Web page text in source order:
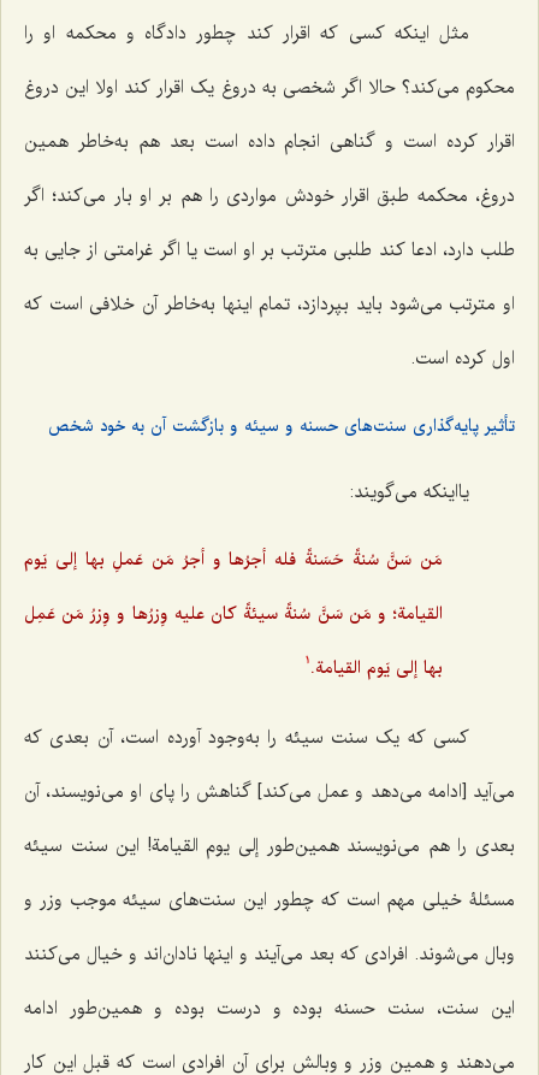
مثل اینکه کسى که اقرار کند چطور دادگاه و محکمه او را
محکوم می‌کند؟ حالا اگر شخصى به دروغ یک اقرار کند اولا این دروغ
اقرار کرده است و گناهى انجام داده است بعد هم به‌خاطر همین
دروغ، محکمه طبق اقرار خودش مواردى را هم بر او بار مى‌کند؛ اگر
طلب دارد، ادعا کند طلبى مترتب بر او است یا اگر غرامتى از جایى به
او مترتب مى‌شود باید بپردازد، تمام اینها به‌خاطر آن خلافى است که
اول کرده است.
تأثیر پایه‌گذاری سنت‌های حسنه و سیئه و بازگشت آن به خود شخص
یااینکه مى‌گویند:
مَن سَنَّ سُنةً حَسَنةً فله أجرُها و أجرُ مَن عَملِ بها إلی یَوم
القیامة؛ و مَن سَنَّ سُنةً سیئةً کان علیه وِزرُها و وِزرُ مَن عَمِل
بها إلی یَوم القیامة. 1
کسی که یک سنت سیئه را به‌وجود آورده است، آن بعدى که
مى‌آید [ادامه می‌دهد و عمل می‌کند] گناهش را پاى او مى‌نویسند، آن
بعدى را هم مى‌نویسند همین‌طور إلى یوم القیامة! این سنت سیئه
مسئلۀ خیلى مهم است که چطور این سنت‌های سیئه موجب وزر و
وبال مى‌شوند. افرادى که بعد مى‌آیند و اینها نادان‌اند و خیال مى‌کنند
این سنت، سنت حسنه بوده و درست بوده و همین‌طور ادامه
مى‌دهند و همین وزر و وبالش براى آن افرادى است که قبل این کار